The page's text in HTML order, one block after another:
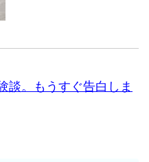
談。もうすぐ告白しま